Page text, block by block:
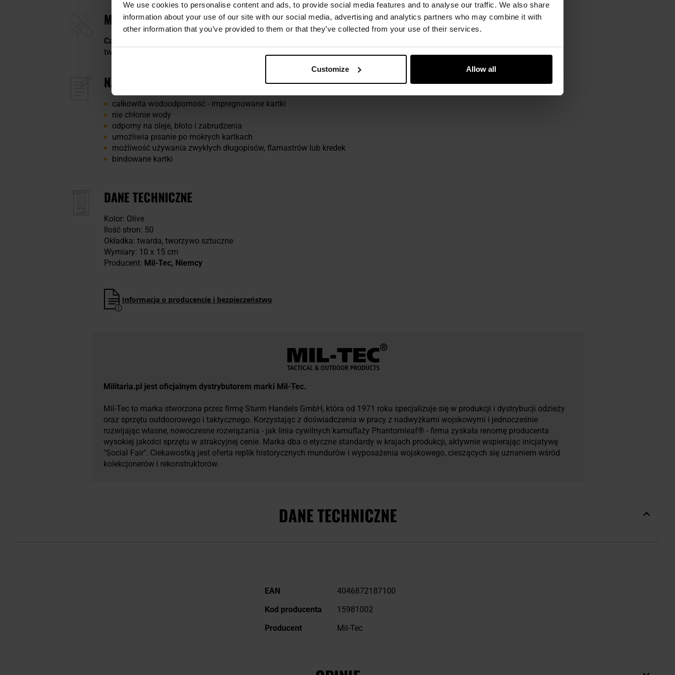
We use cookies to personalise content and ads, to provide social media features and to analyse our traffic. We also share
information about your use of our site with our social media, advertising and analytics partners who may combine it with
other information that you’ve provided to them or that they’ve collected from your use of their services.
Customize Allow all
MOCNA KONSTRUKCJA
Całość jest bindowana
tworzywa sztucznego.
NAJWAŻNIEJSZE CECHY
całkowita wodoodporność - impregnowane kartki
nie chłonie wody
odporny na oleje, błoto i zabrudzenia
umożliwia pisanie po mokrych kartkach
możliwość używania zwykłych długopisów, flamastrów lub kredek
bindowane kartki
DANE TECHNICZNE
Kolor: Olive
Ilość stron: 50
Okładka: twarda, tworzywo sztuczne
Wymiary: 10 x 15 cm
Producent: Mil-Tec, Niemcy
Informacja o producencie i bezpieczeństwo
Militaria.pl jest oficjalnym dystrybutorem marki Mil-Tec.
Mil-Tec to marka stworzona przez firmę Sturm Handels GmbH, która od 1971 roku specjalizuje się w produkcji i dystrybucji odzieży
oraz sprzętu outdoorowego i taktycznego. Korzystając z doświadczenia w pracy z nadwyżkami wojskowymi i jednocześnie
rozwijając własne, nowoczesne rozwiązania - jak linia cywilnych kamuflaży Phantomleaf® - firma zyskała renomę producenta
wysokiej jakości sprzętu w atrakcyjnej cenie. Marka dba o etyczne standardy w krajach produkcji, aktywnie wspierając inicjatywę
"Social Fair". Ciekawostką jest oferta replik historycznych mundurów i wyposażenia wojskowego, cieszących się uznaniem wśród
kolekcjonerów i rekonstruktorów.
DANE TECHNICZNE
Więcej
EAN
4046872187100
Kod producenta
15981002
Producent
Mil-Tec